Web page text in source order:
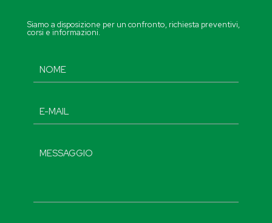
Siamo a disposizione per un confronto, richiesta preventivi,
corsi e informazioni.